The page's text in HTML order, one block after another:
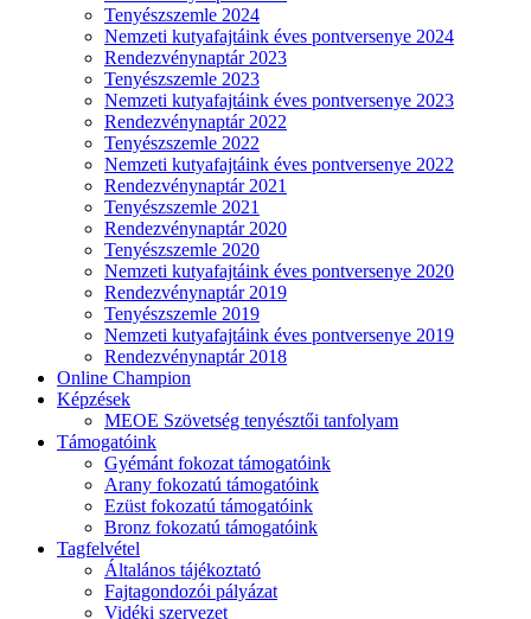
Tenyészszemle 2024
Nemzeti kutyafajtáink éves pontversenye 2024
Rendezvénynaptár 2023
Tenyészszemle 2023
Nemzeti kutyafajtáink éves pontversenye 2023
Rendezvénynaptár 2022
Tenyészszemle 2022
Nemzeti kutyafajtáink éves pontversenye 2022
Rendezvénynaptár 2021
Tenyészszemle 2021
Rendezvénynaptár 2020
Tenyészszemle 2020
Nemzeti kutyafajtáink éves pontversenye 2020
Rendezvénynaptár 2019
Tenyészszemle 2019
Nemzeti kutyafajtáink éves pontversenye 2019
Rendezvénynaptár 2018
Online Champion
Képzések
MEOE Szövetség tenyésztői tanfolyam
Támogatóink
Gyémánt fokozat támogatóink
Arany fokozatú támogatóink
Ezüst fokozatú támogatóink
Bronz fokozatú támogatóink
Tagfelvétel
Általános tájékoztató
Fajtagondozói pályázat
Vidéki szervezet